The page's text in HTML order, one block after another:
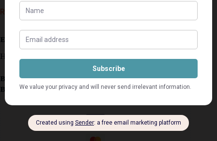
R 50,00
Estimated delivery: 2–9 business days
Hierdie kopie is soos nuut.
Book Condition:Like New
Book Cover:Softcover